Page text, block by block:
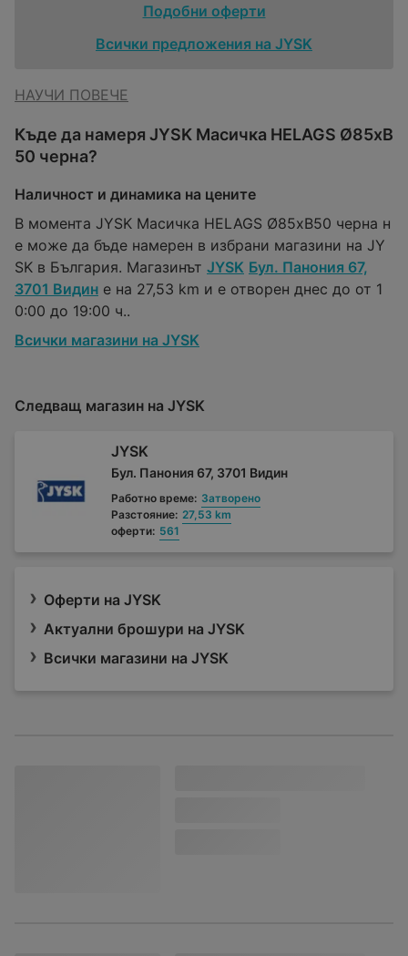
Подобни оферти
Всички предложения на JYSK
НАУЧИ ПОВЕЧЕ
Къде да намеря JYSK Масичка HELAGS Ø85xВ
50 черна?
Наличност и динамика на цените
В момента JYSK Масичка HELAGS Ø85xВ50 черна н
е може да бъде намерен в избрани магазини на JY
SK в България. Магазинът JYSK Бул. Панония 67,
3701 Видин е на 27,53 km и е отворен днес до от 1
0:00 до 19:00 ч..
Всички магазини на JYSK
Следващ магазин на JYSK
JYSK
Бул. Панония 67, 3701 Видин
Работно време: Затворено
Разстояние: 27,53 km
оферти: 561
Оферти на JYSK
Актуални брошури на JYSK
Всички магазини на JYSK